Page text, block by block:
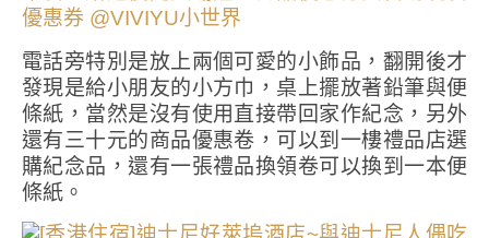
電話旁特別是放上兩個可愛的小飾品，翻開後才
發現是給小朋友的小方巾，桌上擺放著鉛筆與便
條紙，當然是沒有使用直接帶回家作紀念，另外
還有三十元的商品優惠卷，可以到一樓禮品店選
購紀念品，還有一張禮品換領卷可以換到一本便
條紙。